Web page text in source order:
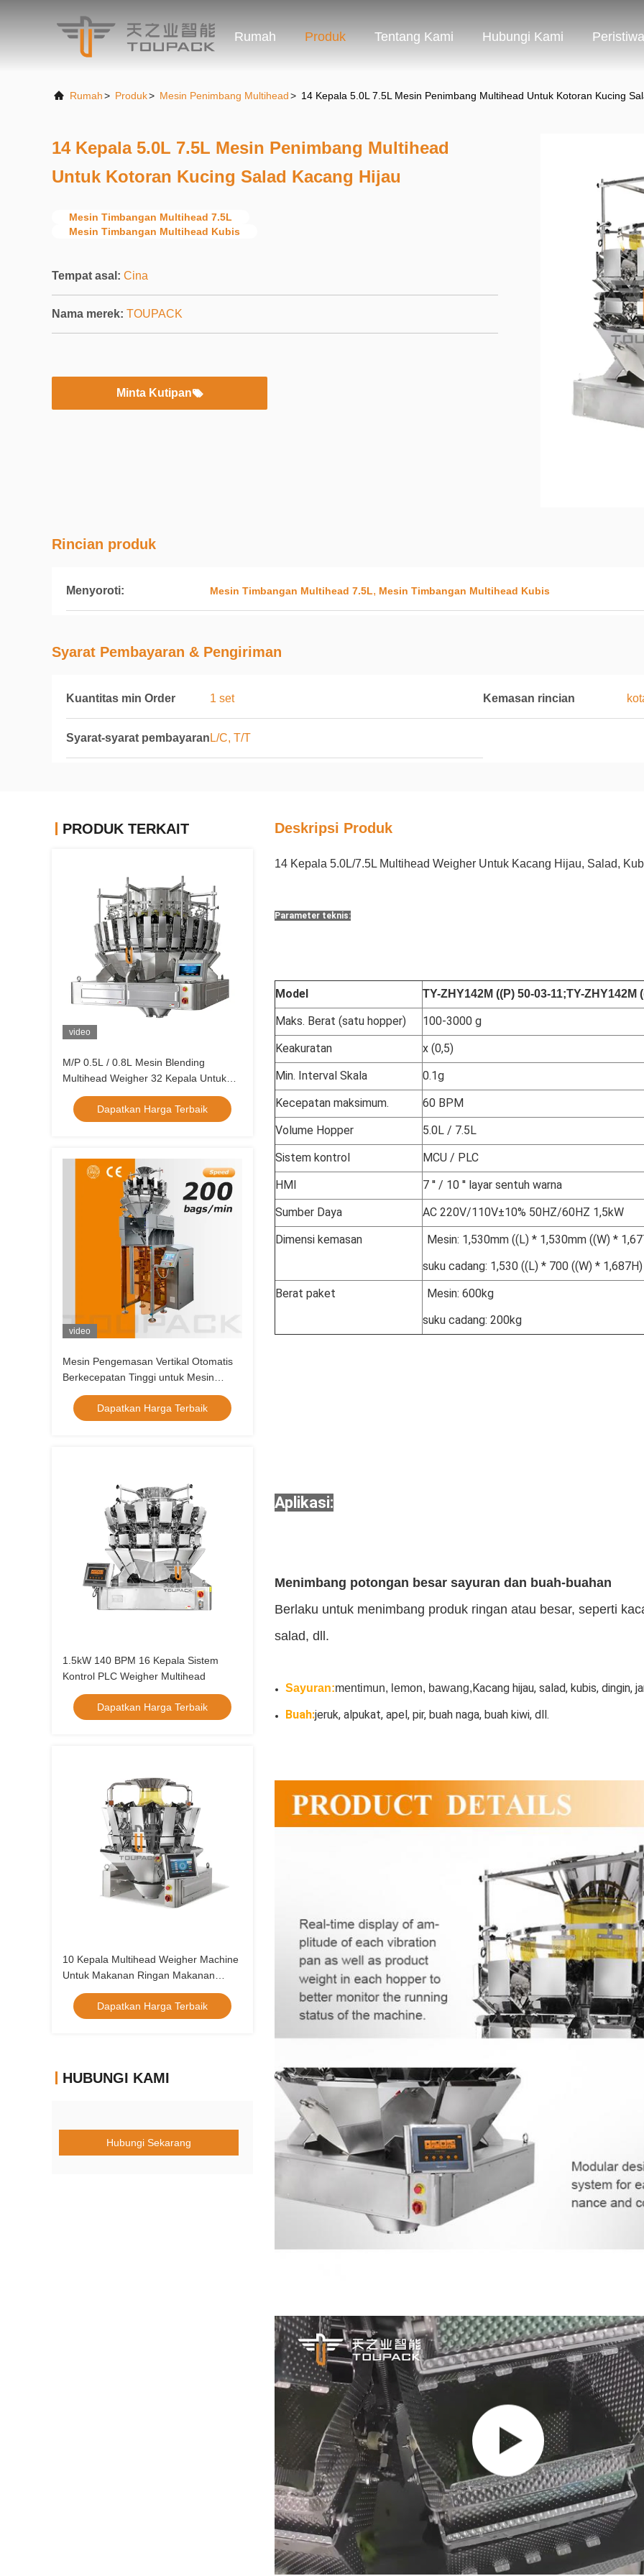
Rumah Produk Tentang Kami Hubungi Kami Peristiwa
Rumah> Produk> Mesin Penimbang Multihead> 14 Kepala 5.0L 7.5L Mesin Penimbang Multihead Untuk Kotoran Kucing
14 Kepala 5.0L 7.5L Mesin Penimbang Multihead
Untuk Kotoran Kucing Salad Kacang Hijau
Mesin Timbangan Multihead 7.5L
Mesin Timbangan Multihead Kubis
Tempat asal: Cina
Nama merek: TOUPACK
Minta Kutipan
Rincian produk
Menyoroti: Mesin Timbangan Multihead 7.5L, Mesin Timbangan Multihead Kubis
Syarat Pembayaran & Pengiriman
Kuantitas min Order 1 set Kemasan rincian
Syarat-syarat pembayaran L/C, T/T
PRODUK TERKAIT
video
M/P 0.5L / 0.8L Mesin Blending
Multihead Weigher 32 Kepala Untuk
Kismis Kiwi Kering Stroberi Kering
Dapatkan Harga Terbaik
video
Mesin Pengemasan Vertikal Otomatis
Berkecepatan Tinggi untuk Mesin
Pengemas Makanan Butiran Kacang
Makanan Ringan
Dapatkan Harga Terbaik
1.5kW 140 BPM 16 Kepala Sistem
Kontrol PLC Weigher Multihead
Dapatkan Harga Terbaik
10 Kepala Multihead Weigher Machine
Untuk Makanan Ringan Makanan
Popcorn Pasta Biji Bunga Matahari
Dapatkan Harga Terbaik
HUBUNGI KAMI
Hubungi Sekarang
Deskripsi Produk
14 Kepala 5.0L/7.5L Multihead Weigher Untuk Kacang Hijau, Salad,
Parameter teknis:
Model TY-ZHY142M ((P) 50-03-11;TY-ZHY142M
Maks. Berat (satu hopper)
100-3000 g
Keakuratan
x (0,5)
Min. Interval Skala
0.1g
Kecepatan maksimum.
60 BPM
Volume Hopper
5.0L / 7.5L
Sistem kontrol
MCU / PLC
HMI
7 ′′ / 10 ′′ layar sentuh warna
Sumber Daya
AC 220V/110V±10% 50HZ/60HZ 1,5kW
Dimensi kemasan
Mesin: 1,530mm ((L) * 1,530mm ((W) *
suku cadang: 1,530 ((L) * 700 ((W) *
Berat paket
Mesin: 600kg
suku cadang: 200kg
Aplikasi:
Menimbang potongan besar sayuran dan buah-buahan
Berlaku untuk menimbang produk ringan atau besar, seperti
salad, dll.
Sayuran:mentimun, lemon, bawang,Kacang hijau, salad, kubis, dingin,
Buah:jeruk, alpukat, apel, pir, buah naga, buah kiwi, dll.